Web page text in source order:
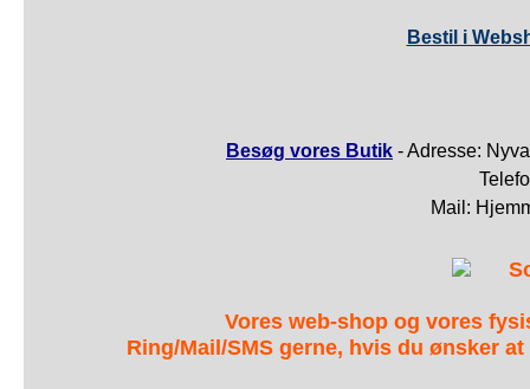
Bestil i
Besøg vores Butik - Adresse:
Mail:
Vores web-shop og vores
Ring/Mail/SMS gerne, hvis du ønsker